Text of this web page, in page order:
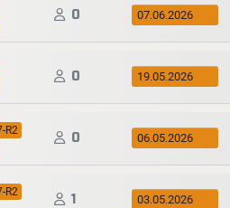
0 07.06.2026
0 19.05.2026
R2
0 06.05.2026
R2
1 03.05.2026